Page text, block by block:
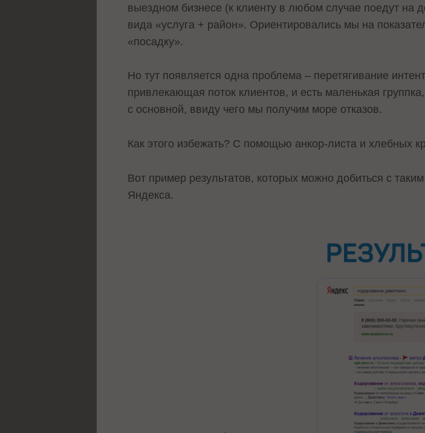
выездном бизнесе (к клиенту в любом случае поедут
вида «услуга + район». Ориентировались мы на
«посадку».
Но тут появляется одна проблема – перетягивание
привлекающая поток клиентов, и есть маленькая
с основной, ввиду чего мы получим море отказов.
Как этого избежать? С помощью анкор-листа и хлебных
Вот пример результатов, которых можно добиться с
Яндекса.